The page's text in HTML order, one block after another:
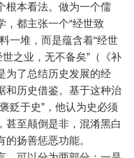
根本看法。做为一个儒
，都主张一个“经世致
一堆，而是蕴含着“经世
之业，无不备矣”（《补
为了总结历史发展的经
和历史借鉴。基于这种治
贬于史”，他认为史必须
甚至颠倒是非，混淆黑白
扬善惩恶功能。